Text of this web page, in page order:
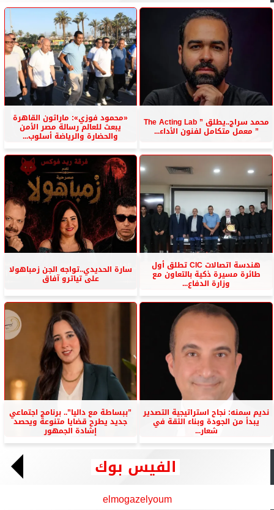
محمد سراج..يطلق ” The Acting Lab
” معمل متكامل لفنون الأداء...
«محمود فوزي»: ماراثون القاهرة
يبعث للعالم رسالة مصر الأمن
والحضارة والرياضة أسلوب...
هندسة اتصالات CIC تطلق أول
طائرة مسيرة ذكية بالتعاون مع
وزارة الدفاع...
سارة الحديدي..تواجه الجن زمباهولا
على تياترو آفاق
نديم سمنه: نجاح استراتيجية التصدير
يبدأ من الجودة وبناء الثقة في
شعار...
”ببساطة مع داليا”.. برنامج اجتماعي
جديد يطرح قضايا متنوعة ويحصد
إشادة الجمهور
الفيس بوك
elmogazelyoum